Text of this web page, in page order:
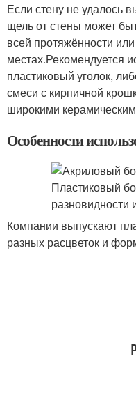
Если стену не удалось
щель от стены может
всей протяжённости
местах.Рекомендуется
пластиковый уголок,
смеси с кирпичной
широкими
Особенности
Компании выпускают
разных расцветок и